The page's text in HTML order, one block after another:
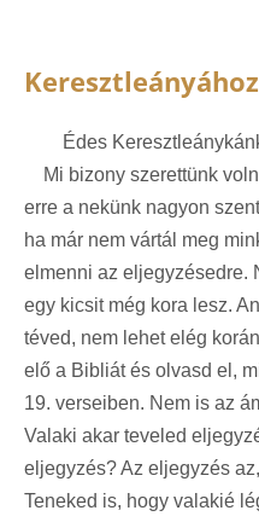
Keresztleányához
Édes
Mi bizony szerettünk
erre a nekünk nagyon
ha már nem vártál meg
elmenni az eljegyzésedre.
egy kicsit még kora lesz.
téved, nem lehet elég
elő a Bibliát és olvasd el,
19. verseiben. Nem is az
Valaki akar teveled
eljegyzés? Az eljegyzés
Teneked is, hogy valakié